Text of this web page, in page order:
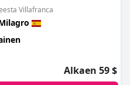
Villafranca
Alkaen 59 $